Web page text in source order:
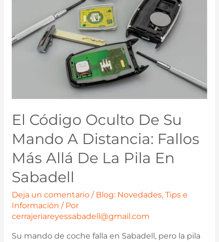
El Código Oculto De Su
Mando A Distancia: Fallos
Más Allá De La Pila En
Sabadell
Deja un comentario / Blog: Novedades, Tips e
Información / Por
cerrajeriareyessabadell@gmail.com
Su mando de coche falla en Sabadell, pero la pila